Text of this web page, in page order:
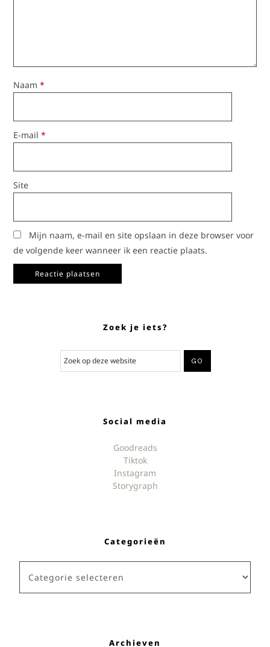
Naam*
E-mail*
Site
Mijn naam, e-mail en site opslaan in deze browser voor
de volgende keer wanneer ik een reactie plaats.
Zoek je iets?
Social media
Goodreads
Tiktok
Instagram
Storygraph
Categorieën
Archieven